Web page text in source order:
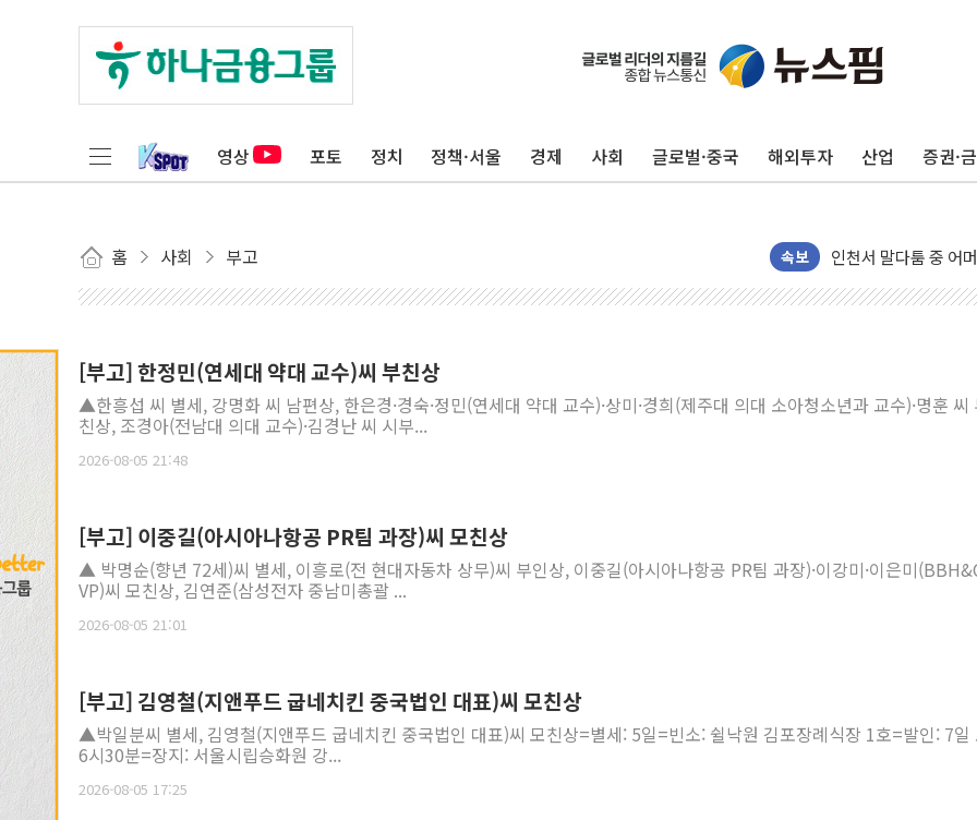
영상 포토 정치 정책·서울 경제 사회 글로벌·중국 해외투자 산업 증권·
홈 사회 부고 속보
추미애, '위안부' 피
인천 선재도 갯벌서
'화합' 꺼낸 김민석
李대통령, ISA 개편
인제 용대리 계곡서
李대통령, 'ISA·주가
10월 보완수사권 폐
[부고] 한정민(연세대 약대 교수)씨 부친상
▲한흥섭 씨 별세, 강명화 씨 남편상, 한은경·경숙·정민(연세대 약대 교수)·상미·경희(제주대 의대 소아청소년과 교수)·명훈 씨
친상, 조경아(전남대 의대 교수)·김경난 씨 시부...
2026-08-05 21:48
[부고] 이중길(아시아나항공 PR팀 과장)씨 모친상
▲ 박명순(향년 72세)씨 별세, 이흥로(전 현대자동차 상무)씨 부인상, 이중길(아시아나항공 PR팀 과장)·이강미·이은미
VP)씨 모친상, 김연준(삼성전자 중남미총괄 ...
2026-08-05 21:01
[부고] 김영철(지앤푸드 굽네치킨 중국법인 대표)씨 모친상
▲박일분씨 별세, 김영철(지앤푸드 굽네치킨 중국법인 대표)씨 모친상=별세: 5일=빈소: 쉴낙원 김포장례식장 1호=발인: 7일
6시30분=장지: 서울시립승화원 강...
2026-08-05 17:25